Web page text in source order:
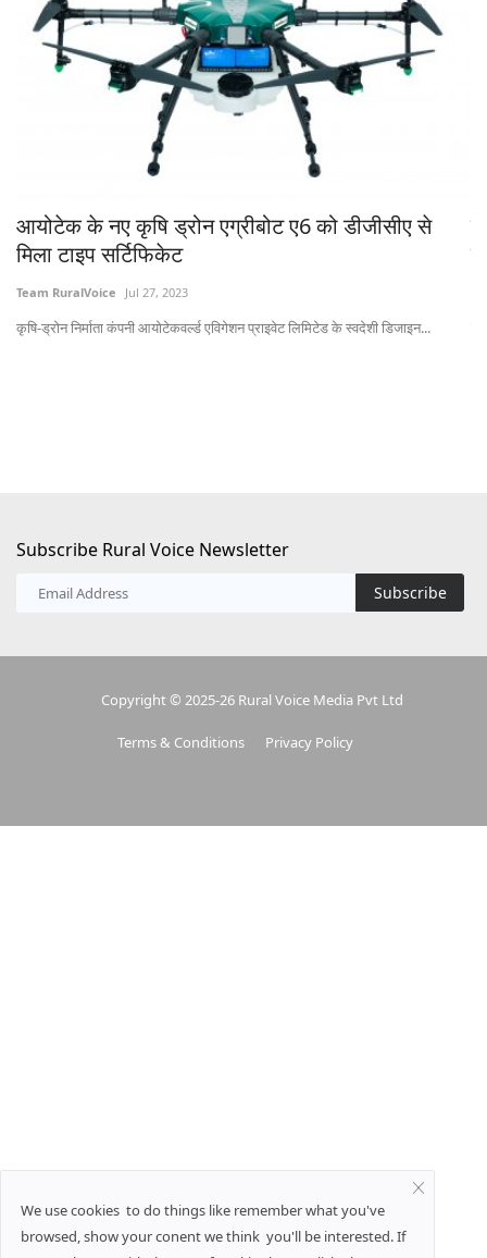
आयोटेक के नए कृषि ड्रोन एग्रीबोट ए6 को डीजीसीए से
मिला टाइप सर्टिफिकेट
Team RuralVoice Jul 27, 2023
कृषि-ड्रोन निर्माता कंपनी आयोटेकवर्ल्ड एविगेशन प्राइवेट लिमिटेड के स्वदेशी डिजाइन...
Subscribe Rural Voice Newsletter
Subscribe
Copyright © 2025-26 Rural Voice Media Pvt Ltd
Terms & Conditions Privacy Policy
We use cookies to do things like remember what you've
browsed, show your conent we think you'll be interested. If